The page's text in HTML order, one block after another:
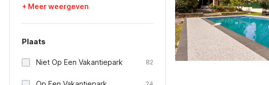
+ Meer weergeven
Plaats
Niet Op Een Vakantiepark 82